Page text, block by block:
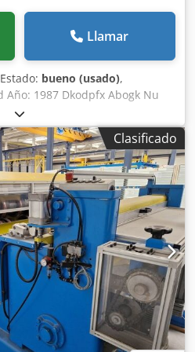
Llamar
bueno (usado),
Año: 1987 Dkodpfx Abogk Nu
min. Ancho de la lámina: 1250
del bobinador: 12
Clasificado